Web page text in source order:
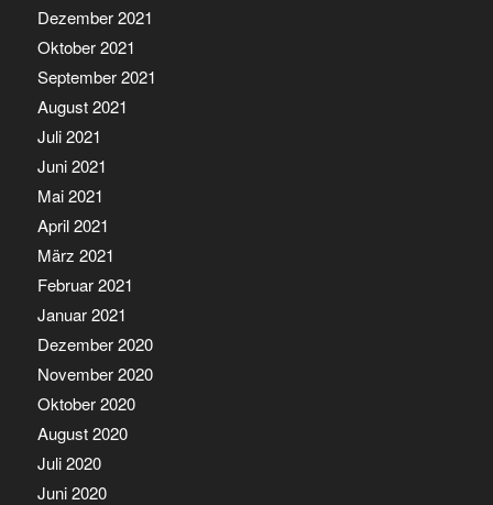
Dezember 2021
Oktober 2021
September 2021
August 2021
Juli 2021
Juni 2021
Mai 2021
April 2021
März 2021
Februar 2021
Januar 2021
Dezember 2020
November 2020
Oktober 2020
August 2020
Juli 2020
Juni 2020